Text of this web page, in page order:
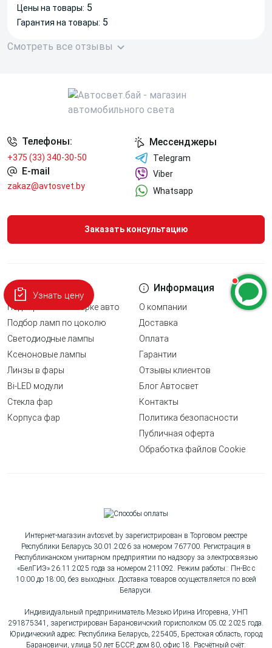
Цены на товары: 5
Гарантия на товары: 5
Смотреть все отзывы
Телефоны:
+375 (33) 340-30-50
E-mail
zakaz@avtosvet.by
Мессенджеры
Telegram
Viber
Whatsapp
Заказать консультацию
Наши услуги
Подбор ламп по марке авто
Подбор ламп по цоколю
Светодиодные лампы
Ксеноновые лампы
Линзы в фары
Bi-LED модули
Стекла фар
Корпуса фар
Информация
О компании
Доставка
Оплата
Гарантии
Отзывы клиентов
Блог Автосвет
Контакты
Политика безопасности
Публичная оферта
Обработка файлов Cookie
Интернет-магазин avtosvet.by зарегистрирован в Торговом реестре
Республики Беларусь 30.01.2026 за номером 767700. Регистрация в
Республиканском унитарном предприятии по надзору за электросвязью
«БелГИЭ» 26.11.2025 года за номером 211092. Режим работы:: Пн-Вс с
10:00 до 18:00, без выходных. Доставка товаров осуществляется по всей
Беларуси.
Индивидуальный предприниматель Мезько Ирина Игоревна, УНП
291875341, зарегистрирован Барановичский горисполком 05.02.2025 года.
Юридический адрес: Республика Беларусь, 225405, Брестская область, город
Барановичи, улица 50 лет БССР, дом 80, офис 18. Расчётный счёт:
Узнать цену